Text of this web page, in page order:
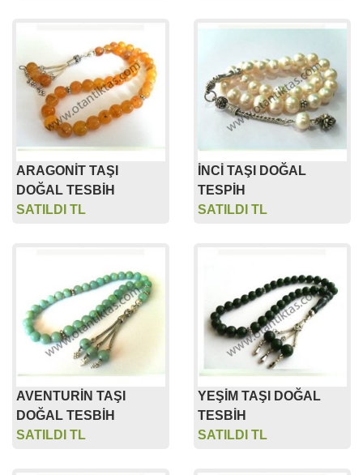
ARAGONİT TAŞI
DOĞAL TESBİH
SATILDI TL
İNCİ TAŞI DOĞAL
TESPİH
SATILDI TL
AVENTURİN TAŞI
DOĞAL TESBİH
SATILDI TL
YEŞİM TAŞI DOĞAL
TESBİH
SATILDI TL